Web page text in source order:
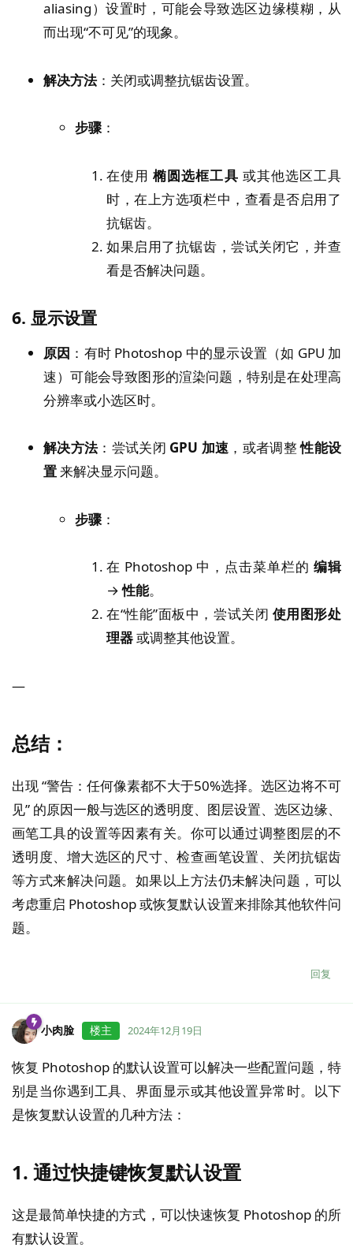
aliasing）设置时，可能会导致选区边缘模糊，从
而出现“不可见”的现象。
解决方法：关闭或调整抗锯齿设置。
步骤：
在使用椭圆选框工具 或其他选区工具
时，在上方选项栏中，查看是否启用了
抗锯齿。
如果启用了抗锯齿，尝试关闭它，并查
看是否解决问题。
6. 显示设置
原因 ：有时 Photoshop 中的显示设置（如 GPU 加
速）可能会导致图形的渲染问题，特别是在处理高
分辨率或小选区时。
解决方法：尝试关闭 GPU 加速 ，或者调整性能设
置来解决显示问题。
步骤：
在 Photoshop 中，点击菜单栏的 编辑
→性能。
在“性能”面板中，尝试关闭 使用图形处
理器或调整其他设置。
—
总结：
出现 “警告：任何像素都不大于50%选择。选区边将不可
见” 的原因一般与选区的透明度、图层设置、选区边缘、
画笔工具的设置等因素有关。你可以通过调整图层的不
透明度、增大选区的尺寸、检查画笔设置、关闭抗锯齿
等方式来解决问题。如果以上方法仍未解决问题，可以
考虑重启 Photoshop 或恢复默认设置来排除其他软件问
题。
回复
小肉脸 楼主 2024年12月19日
恢复 Photoshop 的默认设置可以解决一些配置问题，特
别是当你遇到工具、界面显示或其他设置异常时。以下
是恢复默认设置的几种方法：
1. 通过快捷键恢复默认设置
这是最简单快捷的方式，可以快速恢复 Photoshop 的所
有默认设置。